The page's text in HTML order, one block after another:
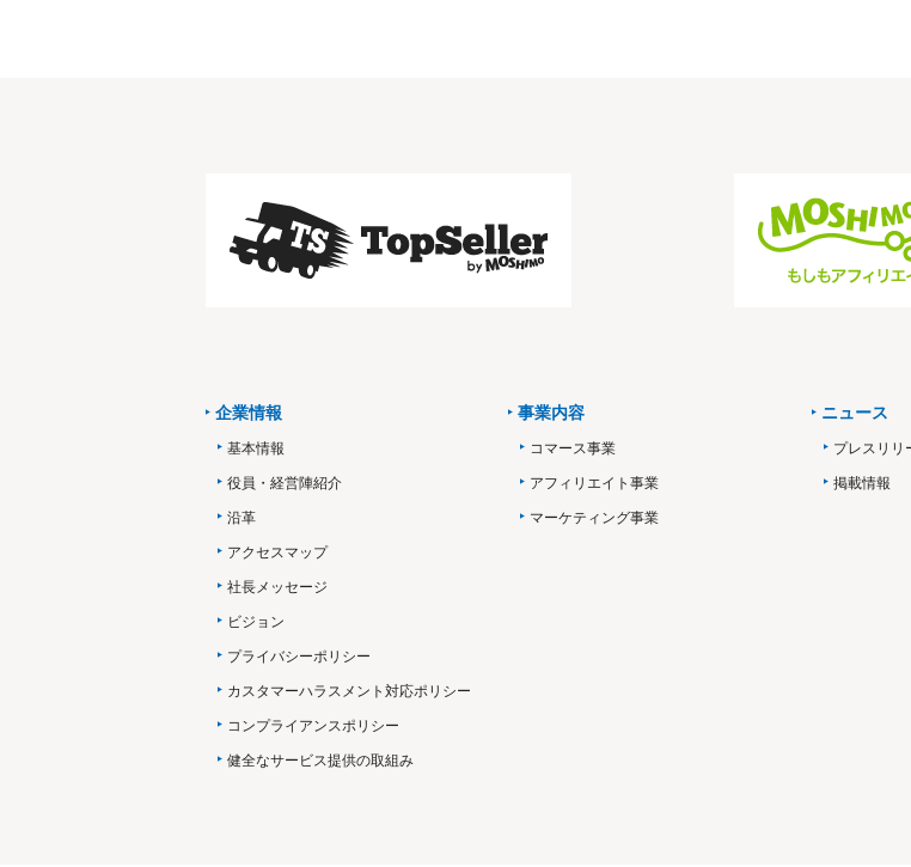
企業情報
基本情報
役員・経営陣紹介
沿革
アクセスマップ
社長メッセージ
ビジョン
プライバシーポリシー
カスタマーハラスメント対応ポリシー
コンプライアンスポリシー
健全なサービス提供の取組み
事業内容
コマース事業
アフィリエイト事業
マーケティング事業
ニュース
プレスリリ
掲載情報